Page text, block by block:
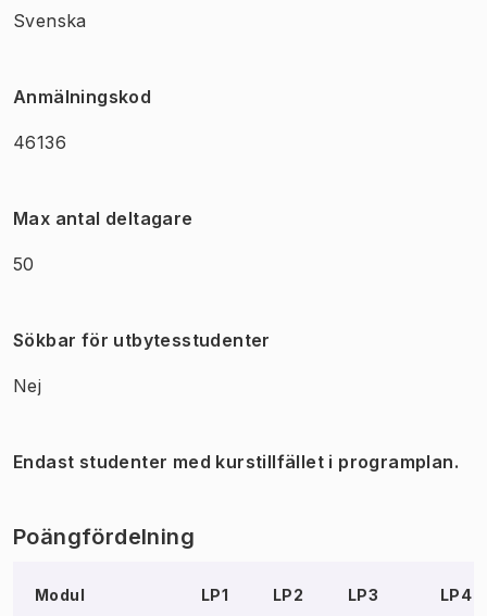
Svenska
Anmälningskod
46136
Max antal deltagare
50
Sökbar för utbytesstudenter
Nej
Endast studenter med kurstillfället i programplan.
Poängfördelning
Modul LP1 LP2 LP3 LP4